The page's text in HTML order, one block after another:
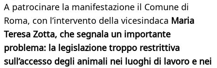
A patrocinare la manifestazione il Comune di
Roma, con l’intervento della vicesindaca Maria
Teresa Zotta, che segnala un importante
problema: la legislazione troppo restrittiva
sull’accesso degli animali nei luoghi di lavoro e nei